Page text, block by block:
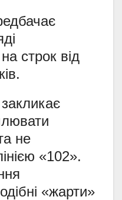
строк від
не
«102».
«жарти»